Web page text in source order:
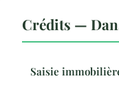
Crédits —
Saisie